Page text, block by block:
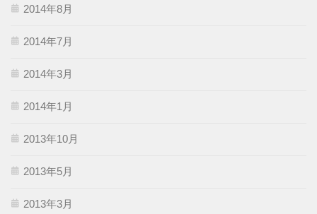
2014年8月
2014年7月
2014年3月
2014年1月
2013年10月
2013年5月
2013年3月